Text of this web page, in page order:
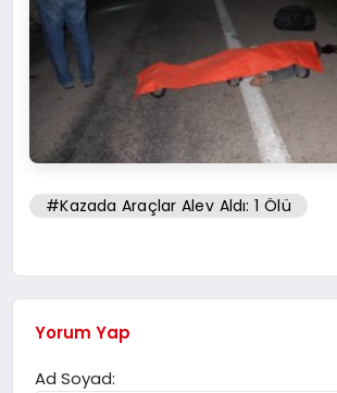
#Kazada Araçlar Alev Aldı: 1 Ölü
Yorum Yap
Ad Soyad: